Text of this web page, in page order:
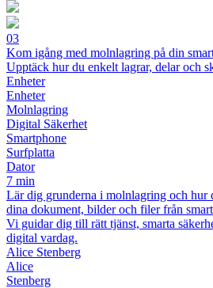
03
Kom igång med molnlagring på din
Upptäck hur du enkelt lagrar, delar och
Enheter
Enheter
Molnlagring
Digital Säkerhet
Smartphone
Surfplatta
Dator
7 min
Lär dig grunderna i molnlagring och hur
dina dokument, bilder och filer från
Vi guidar dig till rätt tjänst, smarta
digital vardag.
Alice Stenberg
Alice
Stenberg